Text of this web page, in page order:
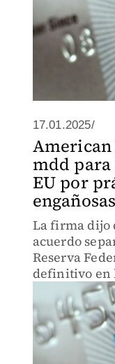
17.01.2025/
American
mdd
EU por
engañosas
La firma dijo
acuerdo
Reserva
definitivo en